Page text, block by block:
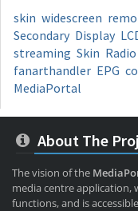
skin widescreen
Secondary Display
streaming Skin Radio
fanarthandler EPG
MediaPortal
About The
The vision of the
media centre application,
functions, and is